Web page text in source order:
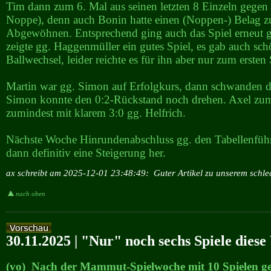
Tim dann zum 6. Mal aus seinen letzten 8 Einzeln
Noppe), denn auch Bonin hatte einen (Noppen-) Belag
Abgewöhnen. Entsprechend ging auch das Spiel erneut
zeigte gg. Haggenmüller ein gutes Spiel, es gab auch
Ballwechsel, leider reichte es für ihn aber nur zum ersten
Martin war gg. Simon auf Erfolgkurs, dann schwanden
Simon konnte den 0:2-Rückstand noch drehen. Axel
zumindest mit klarem 3:0 gg. Helfrich.
Nächste Woche Hinrundenabschluss gg. den
dann definitiv eine Steigerung her.
ax schreibt am 2025-12-01 23:48:49: Guter Artikel zu unserem
nach oben
30.11.2025 | "Nur" noch sechs Spiele diese
(vo) Nach der Mammut-Spielwoche mit 10 Spielen